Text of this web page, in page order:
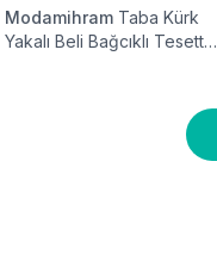
Modamihram Taba Kürk
Yakalı Beli Bağcıklı Tesettür